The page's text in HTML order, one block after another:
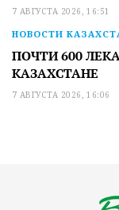
7 АВГУСТА 2026, 16:51
НОВОСТИ
ПОЧТИ 600
КАЗАХСТАНЕ
7 АВГУСТА 2026, 16:06